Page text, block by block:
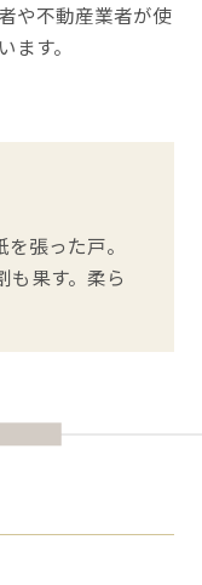
や不動産業者が使
す。
張った戸。
も果す。柔ら